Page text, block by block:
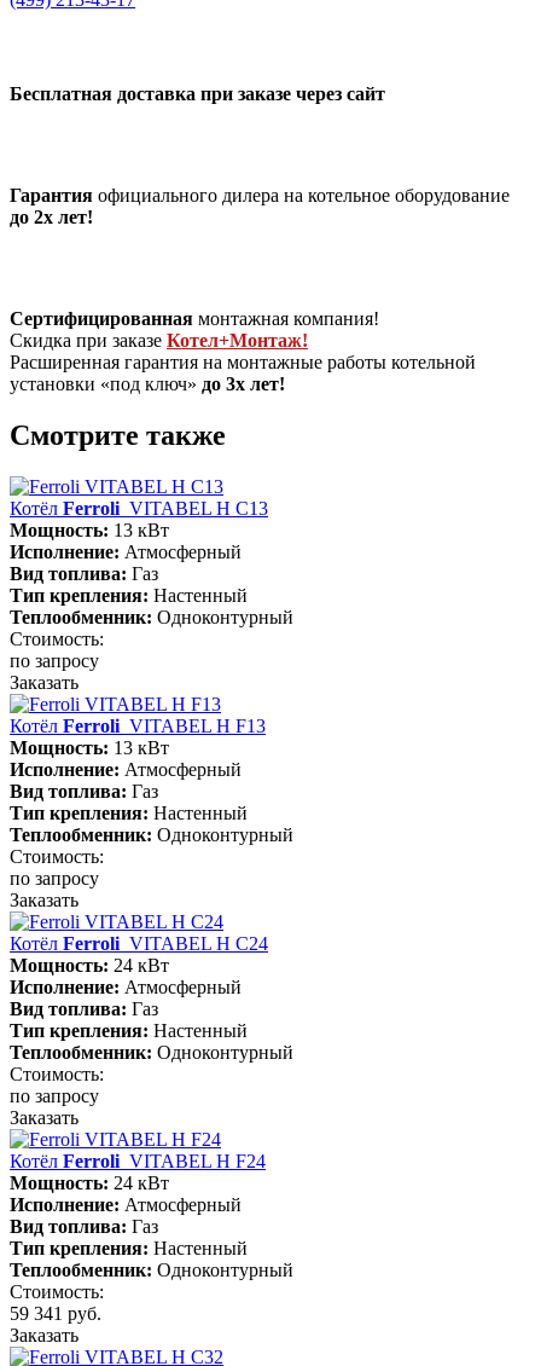
Бесплатная доставка при заказе через сайт
Гарантия официального дилера на котельное оборудование
до 2х лет!
Сертифицированная монтажная компания!
Скидка при заказе Котел+Монтаж!
Расширенная гарантия на монтажные работы котельной
установки «под ключ» до 3х лет!
Смотрите также
Котёл Ferroli VITABEL H С13
Мощность: 13 кВт
Исполнение: Атмосферный
Вид топлива: Газ
Тип крепления: Настенный
Теплообменник: Одноконтурный
Стоимость:
по запросу
Заказать
Котёл Ferroli VITABEL H F13
Мощность: 13 кВт
Исполнение: Атмосферный
Вид топлива: Газ
Тип крепления: Настенный
Теплообменник: Одноконтурный
Стоимость:
по запросу
Заказать
Котёл Ferroli VITABEL H С24
Мощность: 24 кВт
Исполнение: Атмосферный
Вид топлива: Газ
Тип крепления: Настенный
Теплообменник: Одноконтурный
Стоимость:
по запросу
Заказать
Котёл Ferroli VITABEL H F24
Мощность: 24 кВт
Исполнение: Атмосферный
Вид топлива: Газ
Тип крепления: Настенный
Теплообменник: Одноконтурный
Стоимость:
59 341 руб.
Заказать